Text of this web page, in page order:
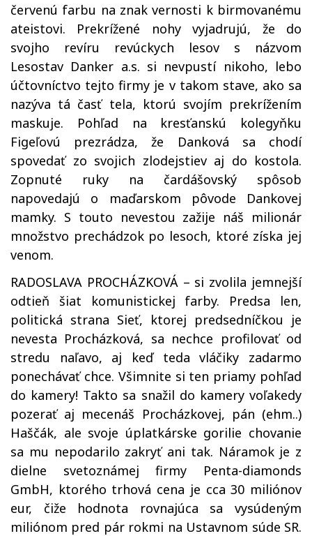
červenú farbu na znak vernosti k birmovanému
ateistovi. Prekrížené nohy vyjadrujú, že do
svojho revíru revúckych lesov s názvom
Lesostav Danker a.s. si nevpustí nikoho, lebo
účtovníctvo tejto firmy je v takom stave, ako sa
nazýva tá časť tela, ktorú svojím prekrížením
maskuje. Pohľad na kresťanskú kolegyňku
Figeľovú prezrádza, že Danková sa chodí
spovedať zo svojich zlodejstiev aj do kostola.
Zopnuté ruky na čardášovský spôsob
napovedajú o maďarskom pôvode Dankovej
mamky. S touto nevestou zažije náš milionár
množstvo prechádzok po lesoch, ktoré získa jej
venom.
RADOSLAVA PROCHÁZKOVÁ – si zvolila jemnejší
odtieň šiat komunistickej farby. Predsa len,
politická strana Sieť, ktorej predsedníčkou je
nevesta Procházková, sa nechce profilovať od
stredu naľavo, aj keď teda vláčiky zadarmo
ponechávať chce. Všimnite si ten priamy pohľad
do kamery! Takto sa snažil do kamery voľakedy
pozerať aj mecenáš Procházkovej, pán (ehm..)
Haščák, ale svoje úplatkárske gorilie chovanie
sa mu nepodarilo zakryť ani tak. Náramok je z
dielne svetoznámej firmy Penta-diamonds
GmbH, ktorého trhová cena je cca 30 miliónov
eur, čiže hodnota rovnajúca sa vysúdeným
miliónom pred pár rokmi na Ustavnom súde SR.